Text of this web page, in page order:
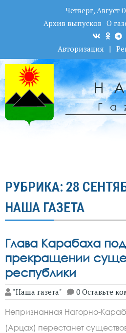
Четверг, Август
Архив выпусков О
Авторизация |
РУБРИКА: 28
НАША ГАЗЕТА
Глава Карабаха
прекращении
республики
"Наша газета" 0 Оставьте
Непризнанная Нагорно-
(Арцах) перестанет